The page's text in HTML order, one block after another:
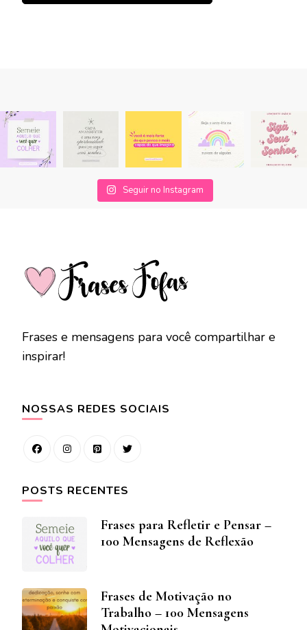
Seguir no Instagram
Frases e mensagens para você compartilhar e
inspirar!
NOSSAS REDES SOCIAIS
POSTS RECENTES
Frases para Refletir e Pensar –
100 Mensagens de Reflexão
Frases de Motivação no
Trabalho – 100 Mensagens